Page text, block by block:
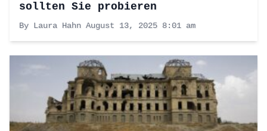
sollten Sie probieren
By Laura Hahn August 13, 2025 8:01 am